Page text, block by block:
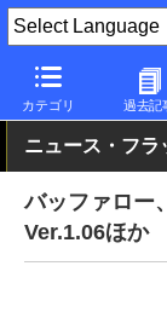
カテゴリ 過去記
PC Watch 半導体/
ニュース・フラ
バッファロー
Ver.1.06ほか